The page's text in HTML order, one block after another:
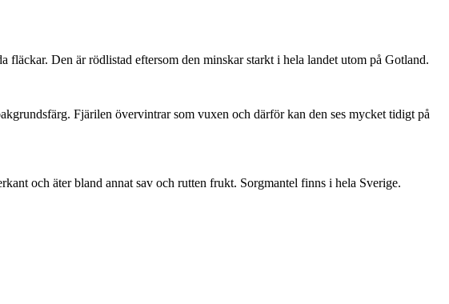
Den är rödlistad eftersom den minskar starkt i hela landet utom på Gotland.
Fjärilen övervintrar som vuxen och därför kan den ses mycket tidigt på
och äter bland annat sav och rutten frukt. Sorgmantel finns i hela Sverige.